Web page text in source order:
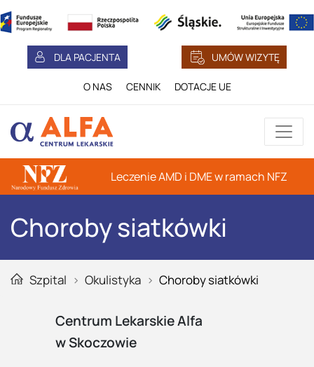
DLA PACJENTA UMÓW WIZYTĘ
O NAS CENNIK DOTACJE UE
Leczenie AMD i DME w ramach NFZ
Choroby siatkówki
Głowna strona serwisu
Szpital Okulistyka Choroby siatkówki
Centrum Lekarskie Alfa
w Skoczowie